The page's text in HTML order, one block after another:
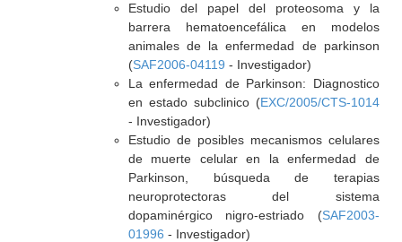
Estudio del papel del proteosoma y la
barrera hematoencefálica en modelos
animales de la enfermedad de parkinson
(SAF2006-04119 - Investigador)
La enfermedad de Parkinson: Diagnostico
en estado subclinico (EXC/2005/CTS-1014
- Investigador)
Estudio de posibles mecanismos celulares
de muerte celular en la enfermedad de
Parkinson, búsqueda de terapias
neuroprotectoras del sistema
dopaminérgico nigro-estriado (SAF2003-
01996 - Investigador)